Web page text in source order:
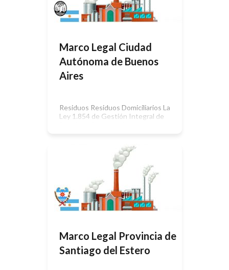
2.178: Ley de Adhesión a la ley
Nacional de Tránsito 24.449 y su
Marco Legal Ciudad
Autónoma de Buenos
Aires
Residuos Residuos Domiciliarios La
Ley 1.854 de Gestión Integral de
para la gestión integral de los
residuos sólidos urbanos que se
generen en la Ciudad Autónoma de
Buenos Aires – “Ley de Basura 0”.
Está reglamentada por el Decreto
639/07. La Ordenanza 33.581/77 […]
Marco Legal Provincia de
Santiago del Estero